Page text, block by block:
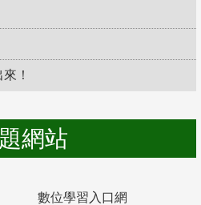
！
網站
數位學習入口網